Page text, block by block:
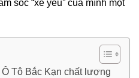
sóc “xế yêu” của mình một
Tô Bắc Kạn chất lượng